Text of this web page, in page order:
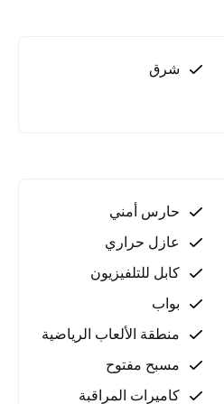
شرق
حارس أمني
عازل حراري
كابل للتلفيزيون
بواب
منطقة الألعاب الرياضية
مسبح مفتوح
كاميرات المراقبة